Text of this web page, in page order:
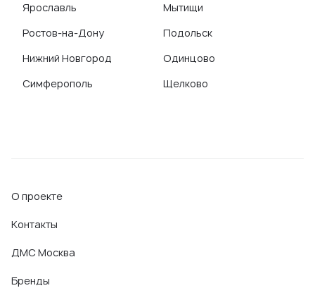
Ярославль
Ростов-на-Дону
Нижний Новгород
Симферополь
Мытищи
Подольск
Одинцово
Щелково
О проекте
Контакты
ДМС Москва
Бренды